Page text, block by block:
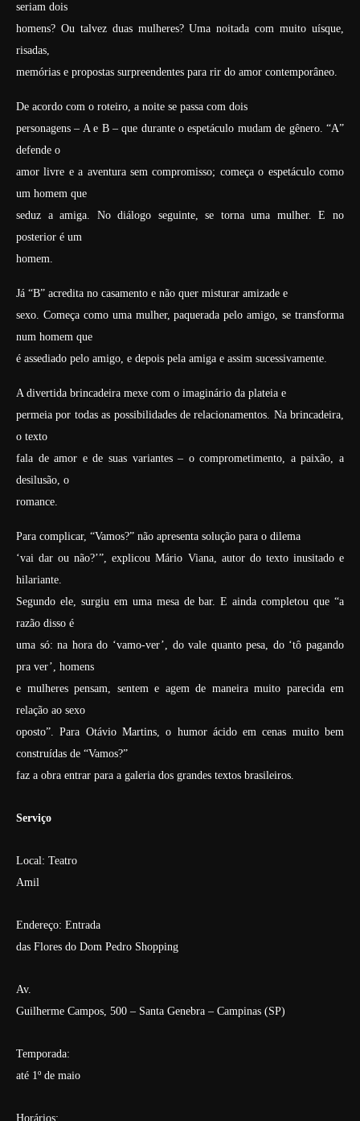
seriam dois
homens? Ou talvez duas mulheres? Uma noitada com muito uísque,
risadas,
memórias e propostas surpreendentes para rir do amor contemporâneo.
De acordo com o roteiro, a noite se passa com dois
personagens – A e B – que durante o espetáculo mudam de gênero. “A”
defende o
amor livre e a aventura sem compromisso; começa o espetáculo como
um homem que
seduz a amiga. No diálogo seguinte, se torna uma mulher. E no
posterior é um
homem.
Já “B” acredita no casamento e não quer misturar amizade e
sexo. Começa como uma mulher, paquerada pelo amigo, se transforma
num homem que
é assediado pelo amigo, e depois pela amiga e assim sucessivamente.
A divertida brincadeira mexe com o imaginário da plateia e
permeia por todas as possibilidades de relacionamentos. Na brincadeira,
o texto
fala de amor e de suas variantes – o comprometimento, a paixão, a
desilusão, o
romance.
Para complicar, “Vamos?” não apresenta solução para o dilema
‘vai dar ou não?’”, explicou Mário Viana, autor do texto inusitado e
hilariante.
Segundo ele, surgiu em uma mesa de bar. E ainda completou que “a
razão disso é
uma só: na hora do ‘vamo-ver’, do vale quanto pesa, do ‘tô pagando
pra ver’, homens
e mulheres pensam, sentem e agem de maneira muito parecida em
relação ao sexo
oposto”. Para Otávio Martins, o humor ácido em cenas muito bem
construídas de “Vamos?”
faz a obra entrar para a galeria dos grandes textos brasileiros.
Serviço
Local: Teatro
Amil
Endereço: Entrada
das Flores do Dom Pedro Shopping
Av.
Guilherme Campos, 500 – Santa Genebra – Campinas (SP)
Temporada:
até 1º de maio
Horários: